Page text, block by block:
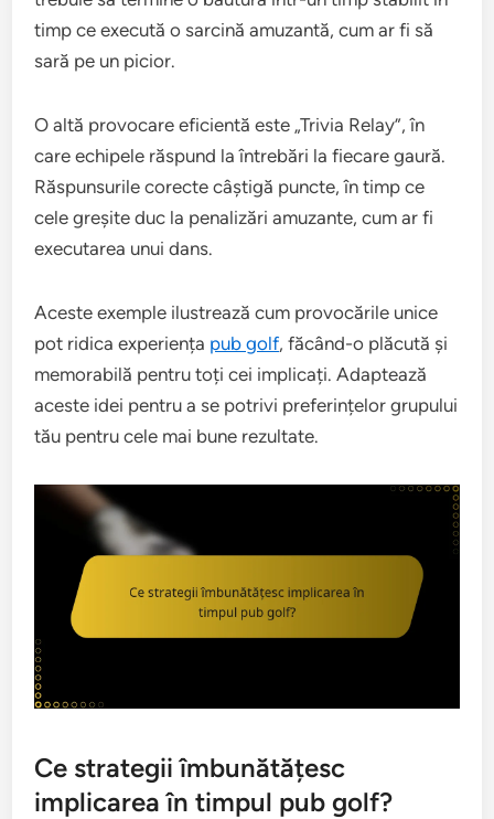
timp ce execută o sarcină amuzantă, cum ar fi să
sară pe un picior.
O altă provocare eficientă este „Trivia Relay”, în
care echipele răspund la întrebări la fiecare gaură.
Răspunsurile corecte câștigă puncte, în timp ce
cele greșite duc la penalizări amuzante, cum ar fi
executarea unui dans.
Aceste exemple ilustrează cum provocările unice
pot ridica experiența pub golf, făcând-o plăcută și
memorabilă pentru toți cei implicați. Adaptează
aceste idei pentru a se potrivi preferințelor grupului
tău pentru cele mai bune rezultate.
Ce strategii îmbunătățesc
implicarea în timpul pub golf?